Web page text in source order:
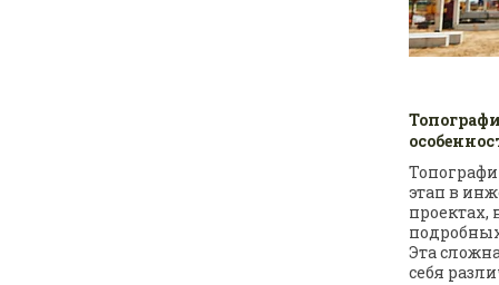
этап в
проектах,
Эта
себя